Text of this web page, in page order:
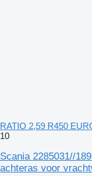
RATIO 2,59 R450
10
Scania 2285031//
achteras voor